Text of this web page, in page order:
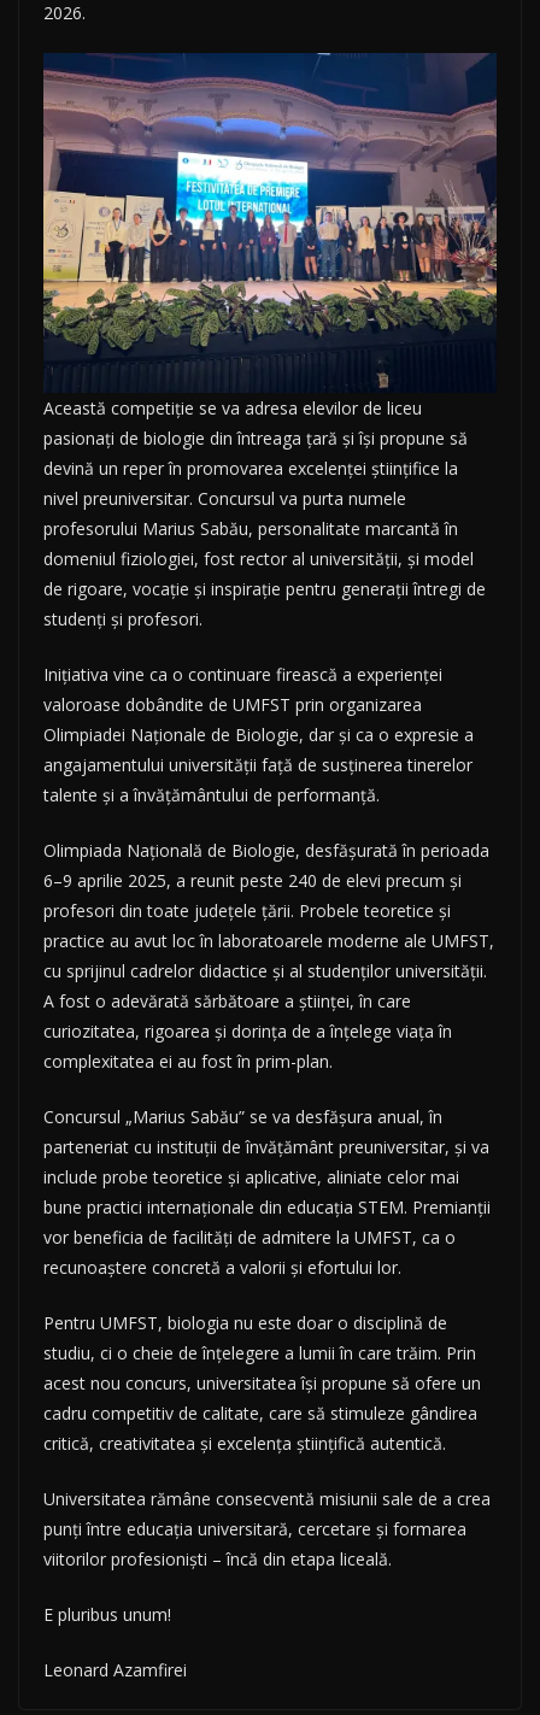
2026.
Această competiție se va adresa elevilor de liceu
pasionați de biologie din întreaga țară și își propune să
devină un reper în promovarea excelenței științifice la
nivel preuniversitar. Concursul va purta numele
profesorului Marius Sabău, personalitate marcantă în
domeniul fiziologiei, fost rector al universității, și model
de rigoare, vocație și inspirație pentru generații întregi de
studenți și profesori.
Inițiativa vine ca o continuare firească a experienței
valoroase dobândite de UMFST prin organizarea
Olimpiadei Naționale de Biologie, dar și ca o expresie a
angajamentului universității față de susținerea tinerelor
talente și a învățământului de performanță.
Olimpiada Națională de Biologie, desfășurată în perioada
6–9 aprilie 2025, a reunit peste 240 de elevi precum și
profesori din toate județele țării. Probele teoretice și
practice au avut loc în laboratoarele moderne ale UMFST,
cu sprijinul cadrelor didactice și al studenților universității.
A fost o adevărată sărbătoare a științei, în care
curiozitatea, rigoarea și dorința de a înțelege viața în
complexitatea ei au fost în prim-plan.
Concursul „Marius Sabău” se va desfășura anual, în
parteneriat cu instituții de învățământ preuniversitar, și va
include probe teoretice și aplicative, aliniate celor mai
bune practici internaționale din educația STEM. Premianții
vor beneficia de facilități de admitere la UMFST, ca o
recunoaștere concretă a valorii și efortului lor.
Pentru UMFST, biologia nu este doar o disciplină de
studiu, ci o cheie de înțelegere a lumii în care trăim. Prin
acest nou concurs, universitatea își propune să ofere un
cadru competitiv de calitate, care să stimuleze gândirea
critică, creativitatea și excelența științifică autentică.
Universitatea rămâne consecventă misiunii sale de a crea
punți între educația universitară, cercetare și formarea
viitorilor profesioniști – încă din etapa liceală.
E pluribus unum!
Leonard Azamfirei